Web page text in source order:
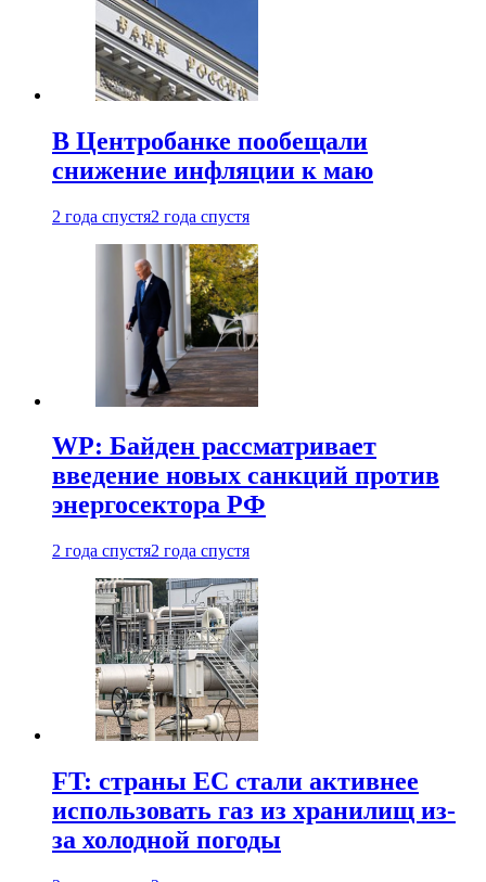
В Центробанке пообещали
снижение инфляции к маю
2 года спустя2 года спустя
WP: Байден рассматривает
введение новых санкций против
энергосектора РФ
2 года спустя2 года спустя
FT: страны ЕС стали активнее
использовать газ из хранилищ из-
за холодной погоды